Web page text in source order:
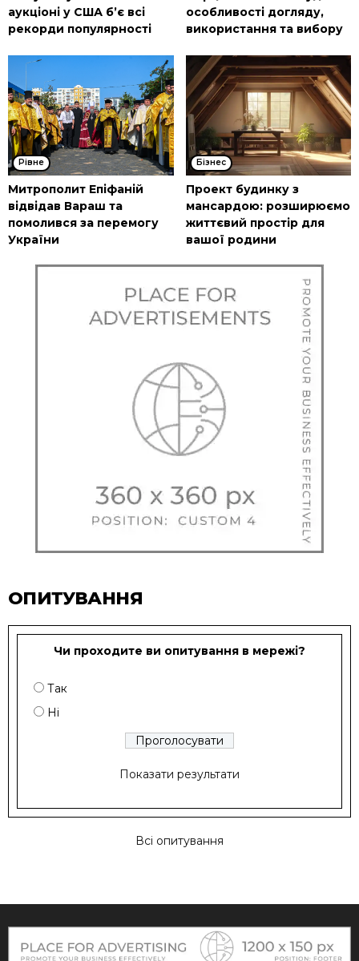
аукціоні у США б’є всі
рекорди популярності
особливості догляду,
використання та вибору
Рівне
Митрополит Епіфаній
відвідав Вараш та
помолився за перемогу
України
Бізнес
Проект будинку з
мансардою: розширюємо
життєвий простір для
вашої родини
ОПИТУВАННЯ
Чи проходите ви опитування в мережі?
Так
Ні
Показати результати
Всі опитування